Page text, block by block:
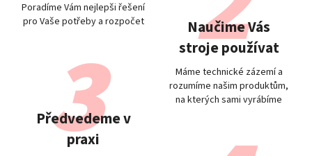
Poradíme Vám nejlepši řešení
pro Vaše potřeby a rozpočet
Naučime Vás
stroje používat
Máme technické zázemí a
rozumíme našim produktům,
na kterých sami vyrábíme
Předvedeme v
praxi